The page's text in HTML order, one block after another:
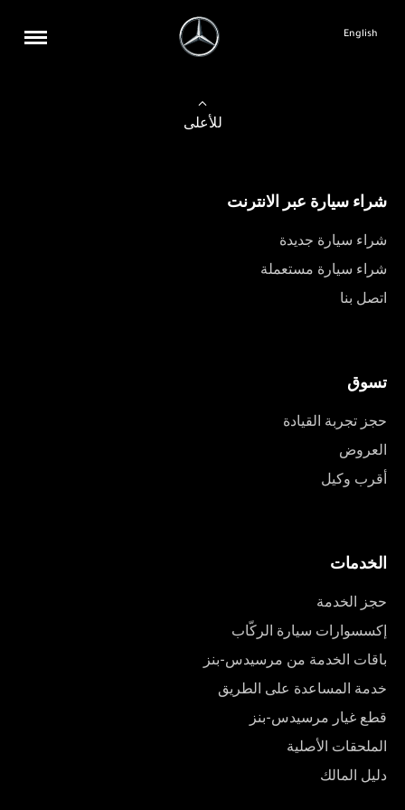
English
للأعلى
شراء سيارة عبر الانترنت
شراء سيارة جديدة
شراء سيارة مستعملة
اتصل بنا
تسوق
حجز تجربة القيادة
العروض
أقرب وكيل
الخدمات
حجز الخدمة
إكسسوارات سيارة الركّاب
باقات الخدمة من مرسيدس-بنز
خدمة المساعدة على الطريق
قطع غيار مرسيدس-بنز
الملحقات الأصلية
دليل المالك